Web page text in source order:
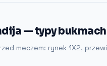
— typy
meczem: rynek 1X2,